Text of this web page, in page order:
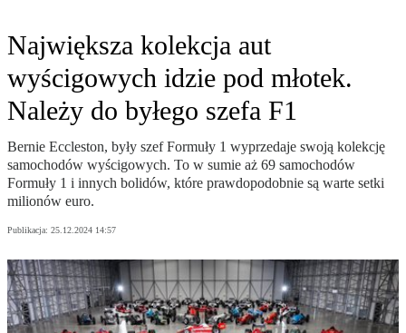
Największa kolekcja aut
wyścigowych idzie pod młotek.
Należy do byłego szefa F1
Bernie Eccleston, były szef Formuły 1 wyprzedaje swoją kolekcję
samochodów wyścigowych. To w sumie aż 69 samochodów
Formuły 1 i innych bolidów, które prawdopodobnie są warte setki
milionów euro.
Publikacja: 25.12.2024 14:57